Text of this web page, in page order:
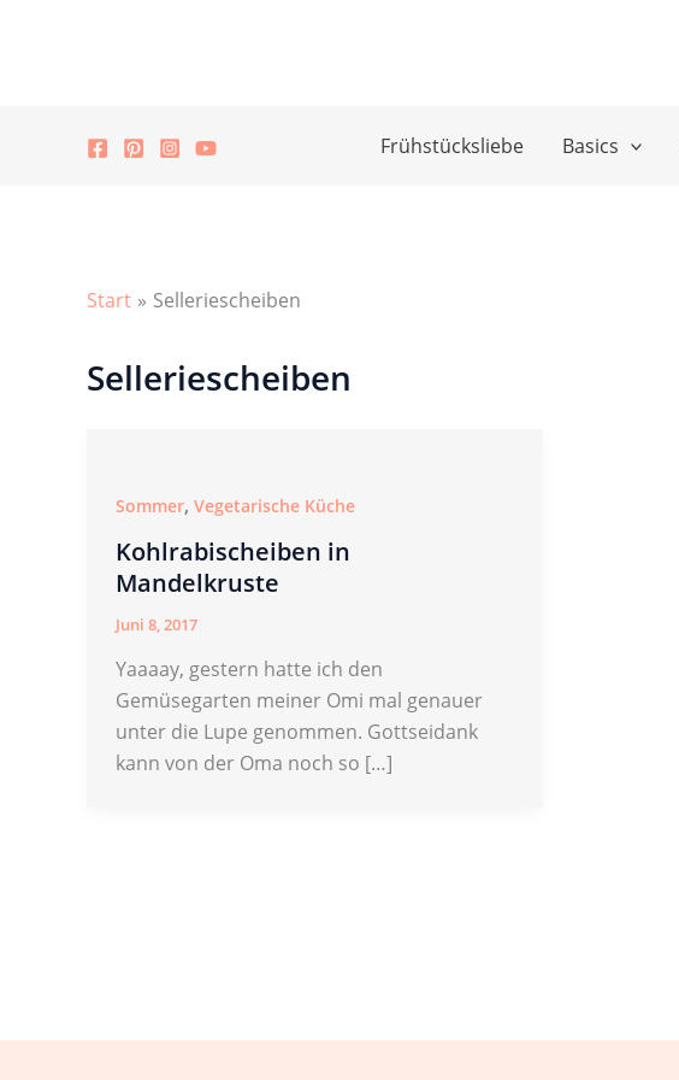
Frühstücksliebe Basics
Start Selleriescheiben
Selleriescheiben
Sommer, Vegetarische Küche
Kohlrabischeiben in
Mandelkruste
Juni 8, 2017
Yaaaay, gestern hatte ich den
Gemüsegarten meiner Omi mal genauer
unter die Lupe genommen. Gottseidank
kann von der Oma noch so […]